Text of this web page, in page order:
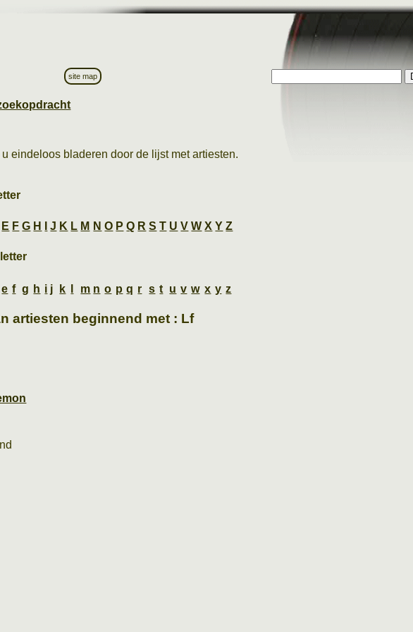
site map
u eindeloos bladeren door de lijst met artiesten.
E F G H J K L M N O P Q R S T U V W X Y Z
e f g h i j k m n o p q r s t u v w x y z
artiesten beginnend met : Lf